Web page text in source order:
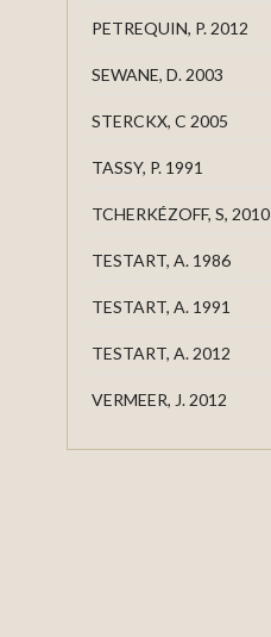
PETREQUIN, P. 2012
SEWANE, D. 2003
STERCKX, C 2005
TASSY, P. 1991
TCHERKÉZOFF, S, 2010
TESTART, A. 1986
TESTART, A. 1991
TESTART, A. 2012
VERMEER, J. 2012